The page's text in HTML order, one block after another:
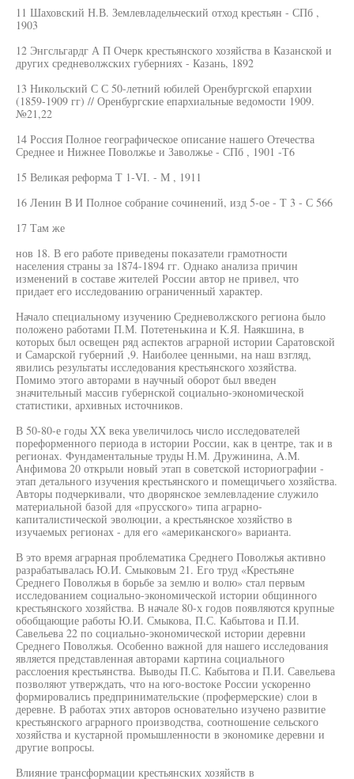
11 Шаховский Н.В. Землевладельческий отход крестьян - СПб ,
1903
12 Энгсльгардг А П Очерк крестьянского хозяйства в Казанской и
других средневолжских губерниях - Казань, 1892
13 Никольский С С 50-летний юбилей Оренбургской епархии
(1859-1909 гг) // Оренбургские епархиальные ведомости 1909.
№21,22
14 Россия Полное географическое описание нашего Отечества
Среднее и Нижнее Поволжье и Заволжье - СПб , 1901 -Т6
15 Великая реформа Т 1-VI. - М , 1911
16 Ленин В И Полное собрание сочинений, изд 5-ое - Т 3 - С 566
17 Там же
нов 18. В его работе приведены показатели грамотности
населения страны за 1874-1894 гг. Однако анализа причин
изменений в составе жителей России автор не привел, что
придает его исследованию ограниченный характер.
Начало специальному изучению Средневолжского региона было
положено работами П.М. Потетенькина и К.Я. Наякшина, в
которых был освещен ряд аспектов аграрной истории Саратовской
и Самарской губерний ,9. Наиболее ценными, на наш взгляд,
явились результаты исследования крестьянского хозяйства.
Помимо этого авторами в научный оборот был введен
значительный массив губернской социально-экономической
статистики, архивных источников.
В 50-80-е годы XX века увеличилось число исследователей
пореформенного периода в истории России, как в центре, так и в
регионах. Фундаментальные труды Н.М. Дружинина, A.M.
Анфимова 20 открыли новый этап в советской историографии -
этап детального изучения крестьянского и помещичьего хозяйства.
Авторы подчеркивали, что дворянское землевладение служило
материальной базой для «прусского» типа аграрно-
капиталистической эволюции, а крестьянское хозяйство в
изучаемых регионах - для его «американского» варианта.
В это время аграрная проблематика Среднего Поволжья активно
разрабатывалась Ю.И. Смыковым 21. Его труд «Крестьяне
Среднего Поволжья в борьбе за землю и волю» стал первым
исследованием социально-экономической истории общинного
крестьянского хозяйства. В начале 80-х годов появляются крупные
обобщающие работы Ю.И. Смыкова, П.С. Кабытова и П.И.
Савельева 22 по социально-экономической истории деревни
Среднего Поволжья. Особенно важной для нашего исследования
является представленная авторами картина социального
расслоения крестьянства. Выводы П.С. Кабытова и П.И. Савельева
позволяют утверждать, что на юго-востоке России ускоренно
формировались предпринимательские (профермерские) слои в
деревне. В работах этих авторов основательно изучено развитие
крестьянского аграрного производства, соотношение сельского
хозяйства и кустарной промышленности в экономике деревни и
другие вопросы.
Влияние трансформации крестьянских хозяйств в